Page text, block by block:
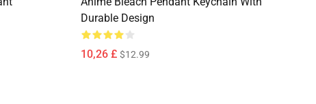
Durable Design
10,26 £ $12.99